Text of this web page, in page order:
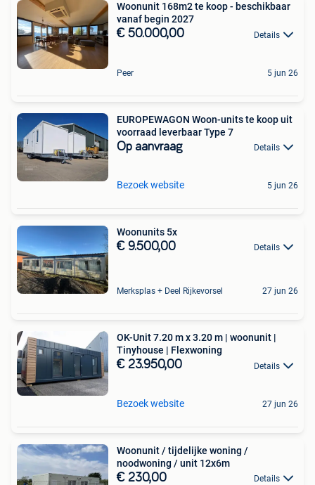
Woonunit 168m2 te koop - beschikbaar
vanaf begin 2027
€ 50.000,00 Details
Peer 5 jun 26
EUROPEWAGON Woon-units te koop uit
voorraad leverbaar Type 7
Op aanvraag Details
Bezoek website 5 jun 26
Woonunits 5x
€ 9.500,00 Details
Merksplas + Deel Rijkevorsel 27 jun 26
OK-Unit 7.20 m x 3.20 m | woonunit |
Tinyhouse | Flexwoning
€ 23.950,00 Details
Bezoek website 27 jun 26
Woonunit / tijdelijke woning /
noodwoning / unit 12x6m
€ 230,00 Details